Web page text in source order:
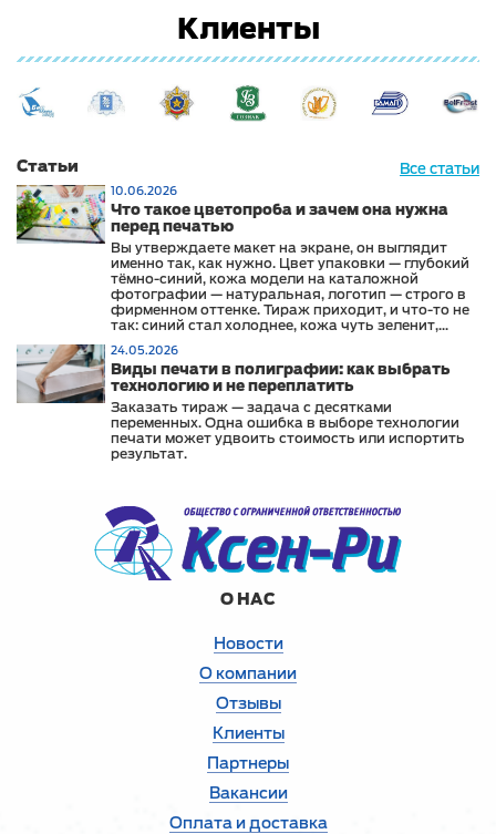
Клиенты
Статьи Все статьи
10.06.2026
Что такое цветопроба и зачем она нужна
перед печатью
Вы утверждаете макет на экране, он выглядит
именно так, как нужно. Цвет упаковки — глубокий
тёмно-синий, кожа модели на каталожной
фотографии — натуральная, логотип — строго в
фирменном оттенке. Тираж приходит, и что-то не
так: синий стал холоднее, кожа чуть зеленит,
офисных материалах.
24.05.2026
Виды печати в полиграфии: как выбрать
технологию и не переплатить
Заказать тираж — задача с десятками
переменных. Одна ошибка в выборе технологии
печати может удвоить стоимость или испортить
результат.
О НАС
Новости
О компании
Отзывы
Клиенты
Партнеры
Вакансии
Оплата и доставка